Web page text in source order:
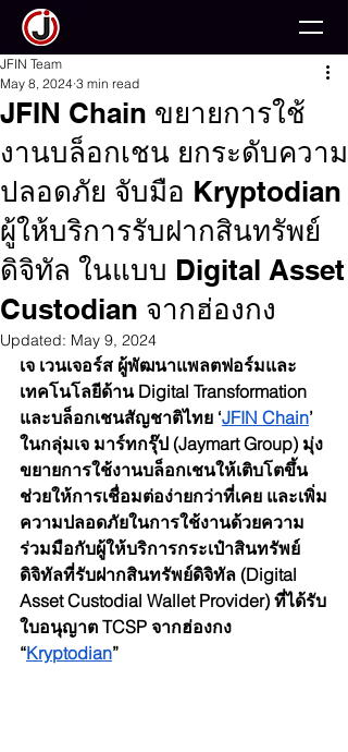
JFIN Chain ขยายการใช้
งานบล็อกเชน ยกระดับความ
ปลอดภัย จับมือ Kryptodian
ผู้ให้บริการรับฝากสินทรัพย์
ดิจิทัล ในแบบ Digital Asset
Custodian จากฮ่องกง
JFIN Team
May 8, 2024 3 min read
Updated: May 9, 2024
เจ เวนเจอร์ส ผู้พัฒนาแพลตฟอร์มและ
เทคโนโลยีด้าน Digital Transformation
และบล็อกเชนสัญชาติไทย ‘JFIN Chain’
ในกลุ่มเจ มาร์ทกรุ๊ป (Jaymart Group) มุ่ง
ขยายการใช้งานบล็อกเชนให้เติบโตขึ้น
ช่วยให้การเชื่อมต่อง่ายกว่าที่เคย และเพิ่ม
ความปลอดภัยในการใช้งานด้วยความ
ร่วมมือกับผู้ให้บริการกระเป๋าสินทรัพย์
ดิจิทัลที่รับฝากสินทรัพย์ดิจิทัล (Digital
Asset Custodial Wallet Provider) ที่ได้รับ
ใบอนุญาต TCSP จากฮ่องกง
“Kryptodian”